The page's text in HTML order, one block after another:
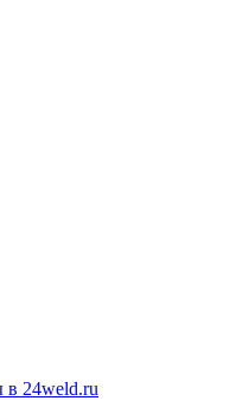
в 24weld.ru